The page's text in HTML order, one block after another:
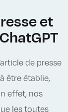
et
de presse
être établie,
effet, nos
les toutes